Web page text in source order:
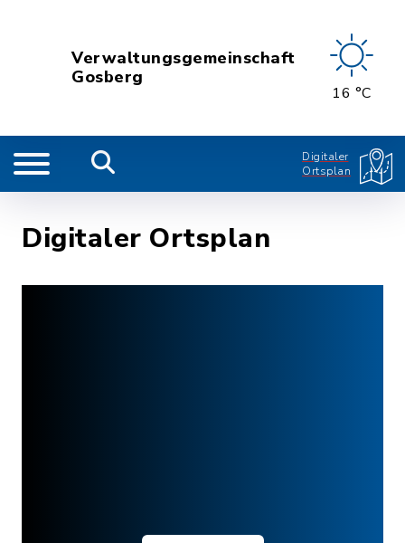
Verwaltungsgemeinschaft
Gosberg
16 °C
Digitaler
Ortsplan
Digitaler Ortsplan